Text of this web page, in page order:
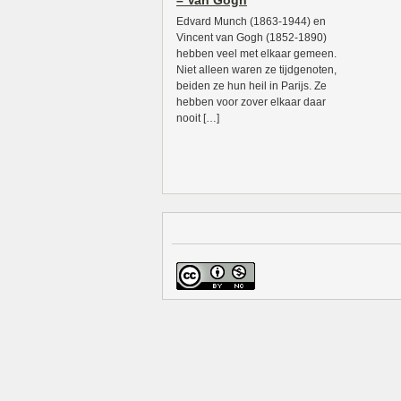
Edvard Munch (1863-1944) en
Vincent van Gogh (1852-1890)
hebben veel met elkaar gemeen.
Niet alleen waren ze tijdgenoten,
beiden ze hun heil in Parijs. Ze
hebben voor zover elkaar daar
nooit […]